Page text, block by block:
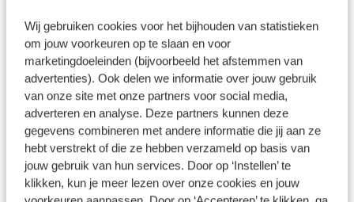
Wij gebruiken cookies voor het bijhouden van statistieken
om jouw voorkeuren op te slaan en voor
marketingdoeleinden (bijvoorbeeld het afstemmen van
advertenties). Ook delen we informatie over jouw gebruik
van onze site met onze partners voor social media,
adverteren en analyse. Deze partners kunnen deze
gegevens combineren met andere informatie die jij aan ze
hebt verstrekt of die ze hebben verzameld op basis van
jouw gebruik van hun services. Door op ‘Instellen’ te
klikken, kun je meer lezen over onze cookies en jouw
cosmetische autoschade
U kunt bij Broekhuis Autoschade terecht voor de
reparatie van grote en complexe schades tot kleine
en voornamelijk cosmetische schades. Wij werken
samen met alle verzekeraars, waardoor u door de
verzekeraar naar onze werkplaats gestuurd kunt
worden.